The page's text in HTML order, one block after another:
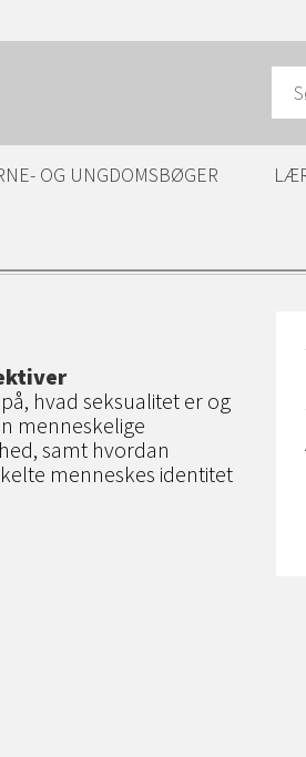
OG UNGDOMSBØGER
hvad seksualitet er og
menneskelige
samt hvordan
menneskes identitet